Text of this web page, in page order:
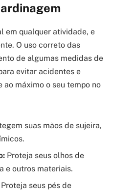
em qualquer atividade, e
O uso correto das
de algumas medidas de
evitar acidentes e
máximo o seu tempo no
suas mãos de sujeira,
Proteja seus olhos de
e outros materiais.
Proteja seus pés de